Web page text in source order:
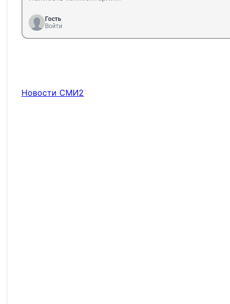
Гость
Войти
Новости СМИ2